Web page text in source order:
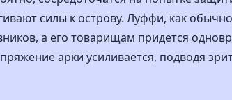
силы к острову. Луффи, как
а его товарищам придется
арки усиливается, подводя